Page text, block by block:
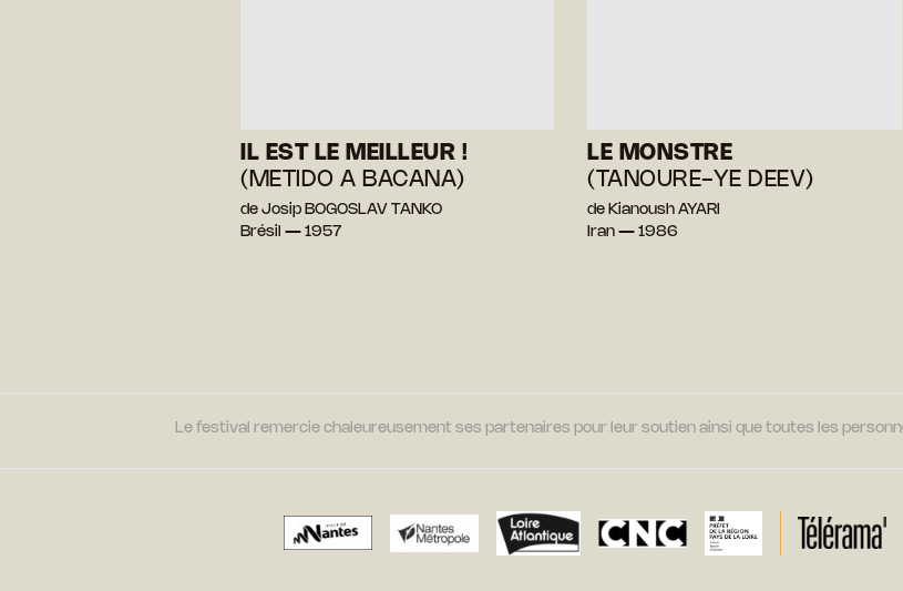
IL EST LE MEILLEUR !
(METIDO A BACANA)
de Josip BOGOSLAV TANKO
Brésil — 1957
LE MONSTRE
(TANOURE-YE DEEV)
de Kianoush AYARI
Iran — 1986
Le festival remercie chaleureusement ses partenaires pour leur soutien ainsi que toutes les